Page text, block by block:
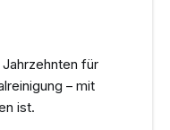
für
– mit
ist.